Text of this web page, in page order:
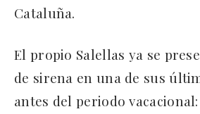
Cataluña.
El propio Salellas ya se
de sirena en una de sus
antes del periodo vacacional: